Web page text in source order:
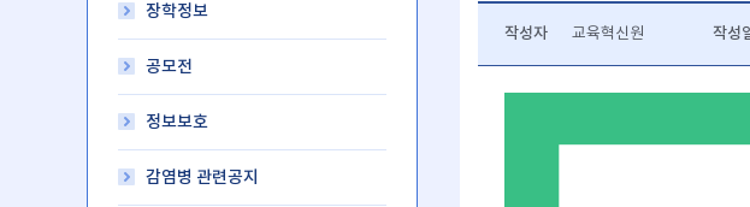
작성자 교육혁신원 작성
장학정보
공모전
정보보호
감염병 관련공지